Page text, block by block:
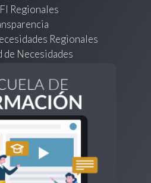
Regionales
Regionales
Necesidades